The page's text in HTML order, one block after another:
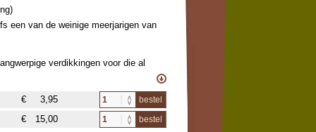
)
een van de weinige meerjarigen van
verdikkingen voor die al
De Franse noemen deze
deze knolletjes vanuit het koele
en kruiden opdienen.
€ 3,95 bestel
€ 15,00 bestel